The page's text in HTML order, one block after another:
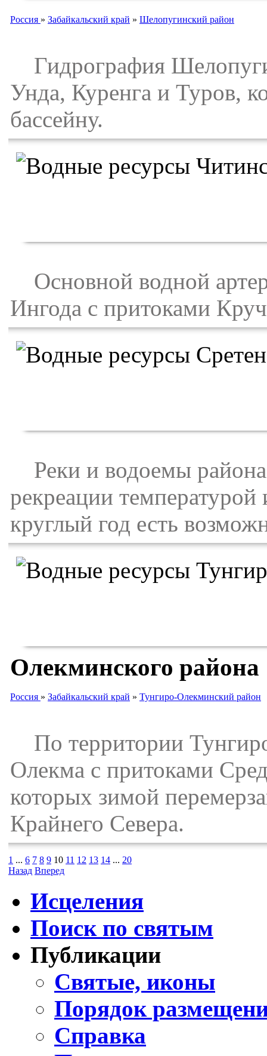
Россия » Забайкальский край » Шелопугинский район
Гидрография
Унда, Куренга и Туров,
бассейну.
Основной водной
Ингода с притоками
Реки и водоемы района
рекреации
круглый год есть
Олекминского района
Россия » Забайкальский край » Тунгиро-Олекминский район
По территории
Олекма с притоками
которых зимой
Крайнего Севера.
1 ... 6 7 8 9 10 11 12 13 14 ... 20
Назад Вперед
Исцеления
Поиск по святым
Публикации
Святые, иконы
Порядок
Справка